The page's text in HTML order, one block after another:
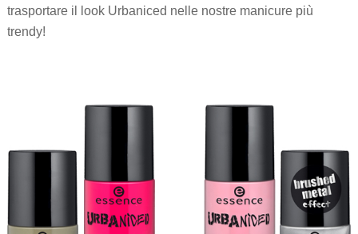
trasportare il look Urbaniced nelle nostre manicure più
trendy!